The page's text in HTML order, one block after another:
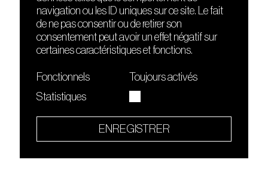
TMLAB
Le Sucre fait partie de
Quartier culturel et créatif
navigation ou les ID uniques sur ce site. Le fait
de ne pas consentir ou de retirer son
consentement peut avoir un effet négatif sur
certaines caractéristiques et fonctions.
Fonctionnels
Toujours activés
Statistiques
ENREGISTRER